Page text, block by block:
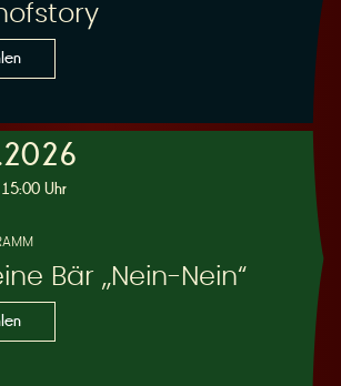
Uhr
Bär „Nein-Nein“